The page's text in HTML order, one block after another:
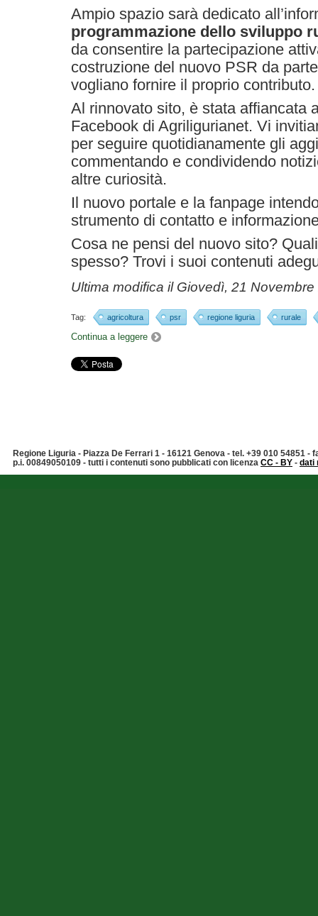
Ampio spazio sarà dedicato
programmazione dello sviluppo
da consentire la partecipazione
costruzione del nuovo PSR da
vogliano fornire il proprio contributo.
Al rinnovato sito, è stata affiancata
Facebook di Agriligurianet. Vi
per seguire quotidianamente gli
commentando e condividendo
altre curiosità.
Il nuovo portale e la fanpage
strumento di contatto e
Cosa ne pensi del nuovo sito?
spesso? Trovi i suoi contenuti
Ultima modifica il Giovedì, 21 Novembre
Tag: agricoltura psr regione liguria rurale
Continua a leggere
Regione Liguria - Piazza De Ferrari 1 - 16121 Genova - tel. +39 010 54851 -
p.i. 00849050109 - tutti i contenuti sono pubblicati con licenza CC - BY - dati